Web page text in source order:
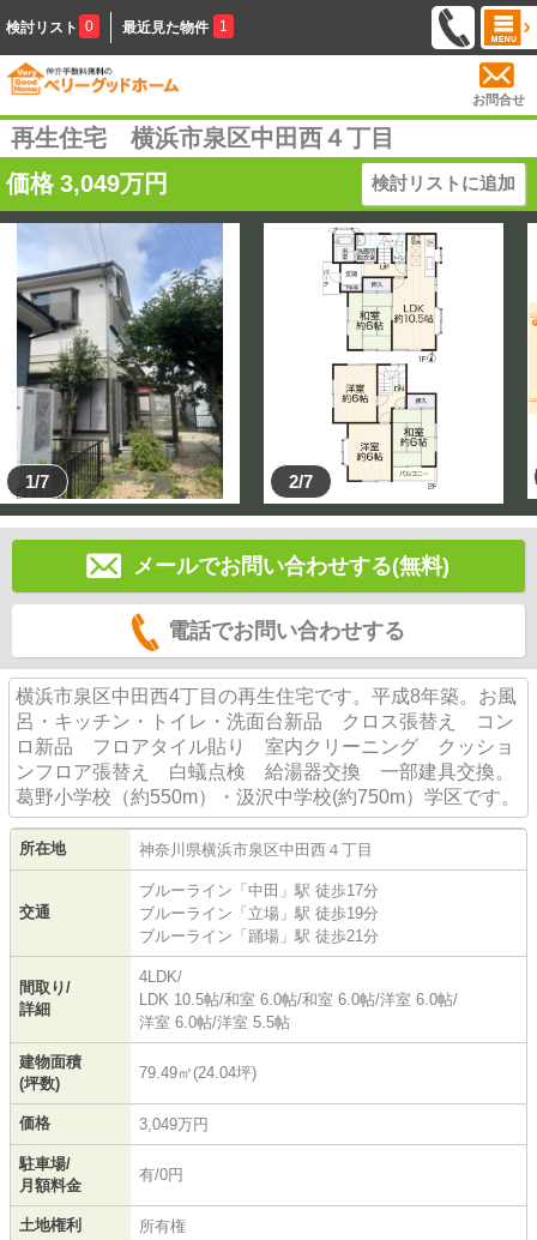
検討リスト 0 最近見た物件 1
お問合せ
再生住宅 横浜市泉区中田西４丁目
価格 3,049万円 検討リストに追加
1/7 2/7
メールでお問い合わせする(無料)
電話でお問い合わせする
横浜市泉区中田西4丁目の再生住宅です。平成8年築。お風
呂・キッチン・トイレ・洗面台新品 クロス張替え コン
ロ新品 フロアタイル貼り 室内クリーニング クッショ
ンフロア張替え 白蟻点検 給湯器交換 一部建具交換。
葛野小学校（約550m）・汲沢中学校(約750m）学区です。
所在地 神奈川県横浜市泉区中田西 ４丁目
交通
ブルーライン 「 中田 」駅 徒歩17分
ブルーライン 「 立場 」駅 徒歩19分
ブルーライン 「 踊場 」駅 徒歩21分
間取り/
詳細
4LDK/
LDK 10.5帖/和室 6.0帖/和室 6.0帖/洋室 6.0帖/
洋室 6.0帖/洋室 5.5帖
建物面積
(坪数)
79.49㎡(24.04坪)
価格 3,049万円
駐車場/
月額料金
有/0円
土地権利 所有権